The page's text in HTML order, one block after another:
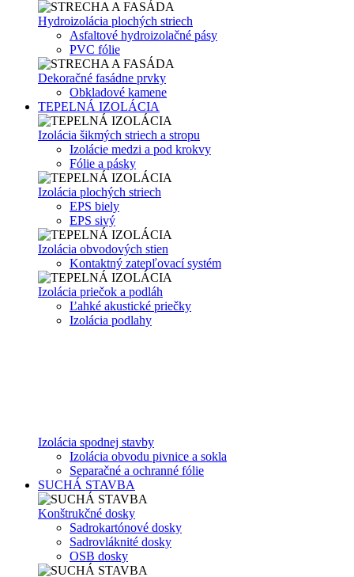
Hydroizolácia plochých striech
Asfaltové hydroizolačné pásy
PVC fólie
Dekoračné fasádne prvky
Obkladové kamene
TEPELNÁ IZOLÁCIA
Izolácia šikmých striech a stropu
Izolácie medzi a pod krokvy
Fólie a pásky
Izolácia plochých striech
EPS biely
EPS sivý
Izolácia obvodových stien
Kontaktný zatepľovací systém
Izolácia priečok a podláh
Ľahké akustické priečky
Izolácia podlahy
Izolácia spodnej stavby
Izolácia obvodu pivnice a sokla
Separačné a ochranné fólie
SUCHÁ STAVBA
Konštrukčné dosky
Sadrokartónové dosky
Sadrovláknité dosky
OSB dosky